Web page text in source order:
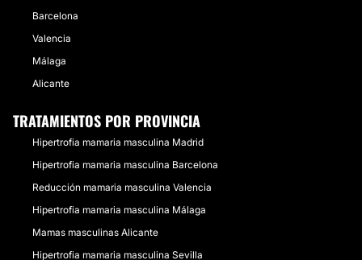
Barcelona
Valencia
Málaga
Alicante
TRATAMIENTOS POR PROVINCIA
Hipertrofia mamaria masculina Madrid
Hipertrofia mamaria masculina Barcelona
Reducción mamaria masculina Valencia
Hipertrofia mamaria masculina Málaga
Mamas masculinas Alicante
Hipertrofia mamaria masculina Sevilla